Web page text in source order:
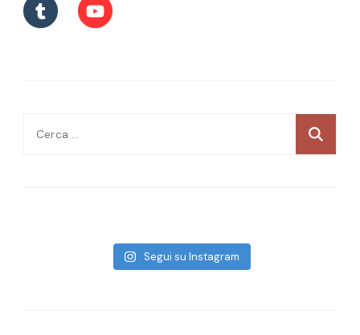
Ricerca
Segui su Instagram